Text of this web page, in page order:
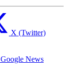
X (Twitter)
Google News